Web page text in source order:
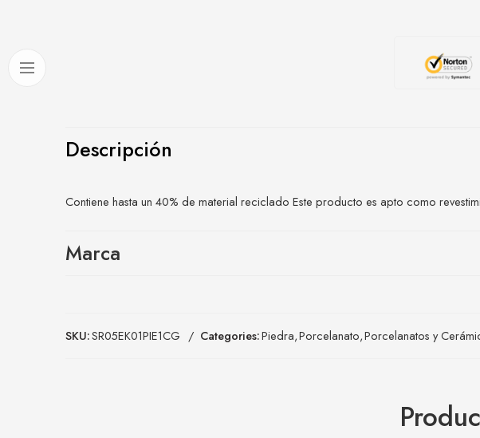
Descripción
Contiene hasta un 40% de material reciclado Este producto es apto como
Marca
SKU:SR05EK01PIE1CG Categories:Piedra,Porcelanato,Porcelanatos y